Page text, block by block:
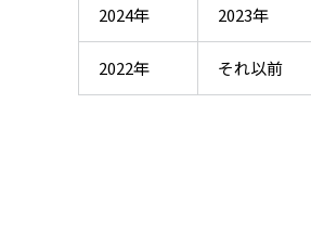
2024年 2023年
2022年 それ以前